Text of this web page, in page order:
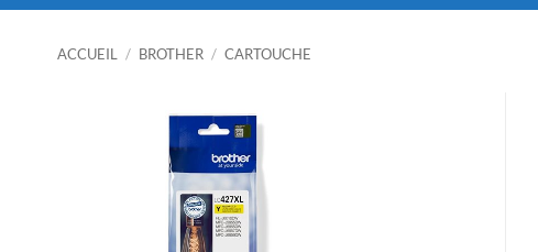
ACCUEIL / BROTHER / CARTOUCHE